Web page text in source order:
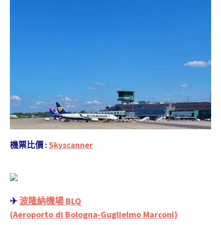
機票比價 :Skyscanner
✈波隆納機場 BLQ
(Aeroporto di Bologna-Guglielmo Marconi)